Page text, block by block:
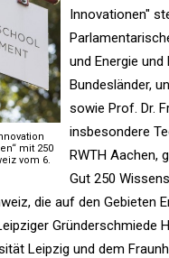
mit 250
vom 6.
Innovationen"
und Energie
Bundesländer,
sowie Prof. Dr.
insbesondere
RWTH Aachen,
Gut 250
die auf den
Gründerschmiede
Leipzig und dem